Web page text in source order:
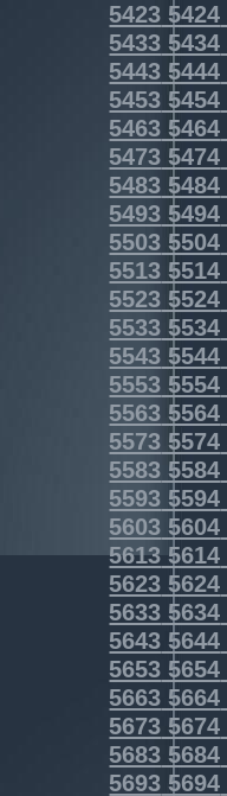
5423 5424
5433 5434
5443 5444
5453 5454
5463 5464
5473 5474
5483 5484
5493 5494
5503 5504
5513 5514
5523 5524
5533 5534
5543 5544
5553 5554
5563 5564
5573 5574
5583 5584
5593 5594
5603 5604
5613 5614
5623 5624
5633 5634
5643 5644
5653 5654
5663 5664
5673 5674
5683 5684
5693 5694